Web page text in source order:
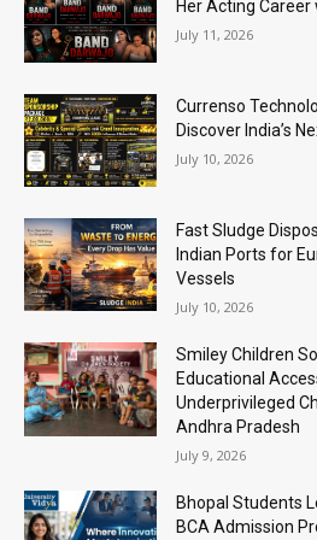
Her Acting
July 11, 2026
Currenso
Discover India’s
July 10, 2026
Fast Sludge
Indian Ports for
Vessels
July 10, 2026
Smiley Children
Educational
Underprivileged
Andhra Pradesh
July 9, 2026
Bhopal Students
BCA Admission